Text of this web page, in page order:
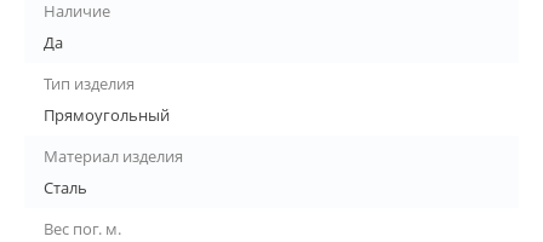
Наличие
Да
Тип изделия
Прямоугольный
Материал изделия
Сталь
Вес пог. м.